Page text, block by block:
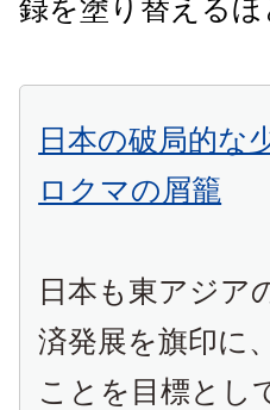
録を塗り替える
日本の破局的
ロクマの屑籠
日本も東アジア
済発展を旗印に
ことを目標とし